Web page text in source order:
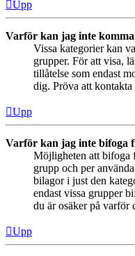
Upp
Varför kan jag inte
Vissa kategorier kan
grupper. För att visa,
tillåtelse som endast
dig. Pröva att kontakta
Upp
Varför kan jag inte bifoga
Möjligheten att bifoga
grupp och per
bilagor i just den
endast vissa grupper
du är osäker på varför
Upp